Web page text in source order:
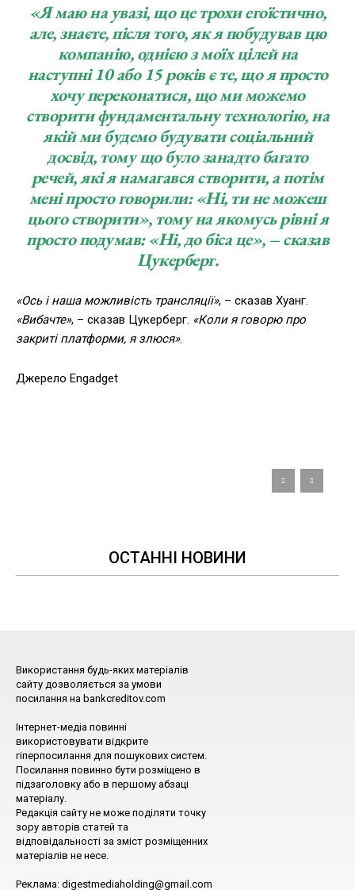
«Я маю на увазі, що це трохи егоїстично,
але, знаєте, після того, як я побудував цю
компанію, однією з моїх цілей на
наступні 10 або 15 років є те, що я просто
хочу переконатися, що ми можемо
створити фундаментальну технологію, на
якій ми будемо будувати соціальний
досвід, тому що було занадто багато
речей, які я намагався створити, а потім
мені просто говорили: «Ні, ти не можеш
цього створити», тому на якомусь рівні я
просто подумав: «Ні, до біса це», – сказав
Цукерберг.
«Ось і наша можливість трансляції», – сказав Хуанг.
«Вибачте», – сказав Цукерберг. «Коли я говорю про
закриті платформи, я злюся».
Джерело Engadget
ОСТАННІ НОВИНИ
Використання будь-яких матеріалів
сайту дозволяється за умови
посилання на bankcreditov.com
Інтернет-медіа повинні
використовувати відкрите
гіперпосилання для пошукових систем.
Посилання повинно бути розміщено в
підзаголовку або в першому абзаці
матеріалу.
Редакція сайту не може поділяти точку
зору авторів статей та
відповідальності за зміст розміщенних
матеріалів не несе.
Реклама: digestmediaholding@gmail.com